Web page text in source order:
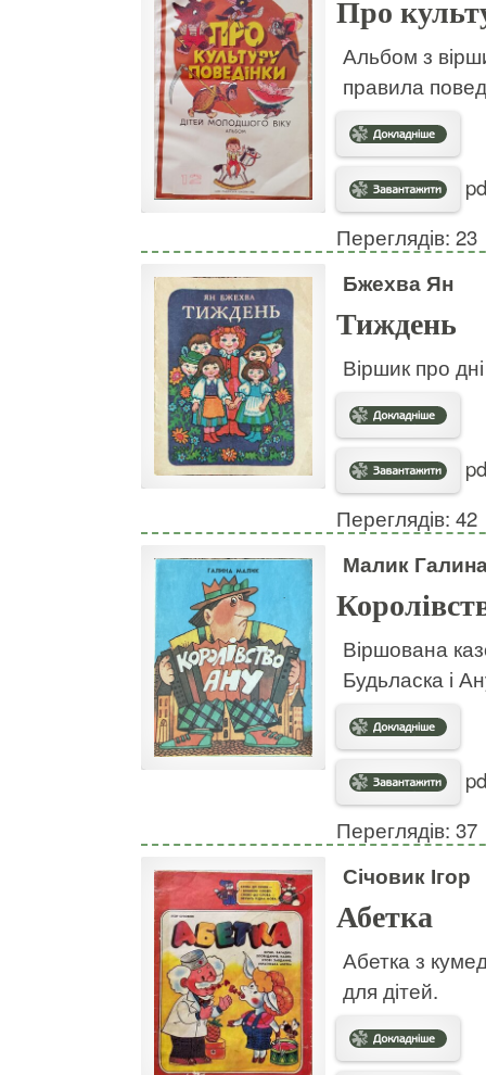
Про
Альбом з
правила
Переглядів: 23
Бжехва Ян
Тиждень
Віршик про
Переглядів: 42
Малик
Віршована
Будьласка і
Переглядів: 37
Січовик Ігор
Абетка
Абетка з
для дітей.